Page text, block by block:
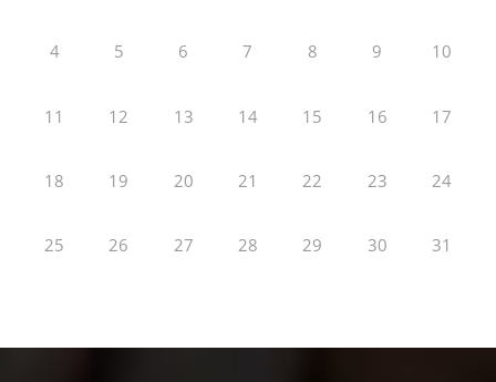
4 5 6 7 8 9 10
11 12 13 14 15 16 17
18 19 20 21 22 23 24
25 26 27 28 29 30 31